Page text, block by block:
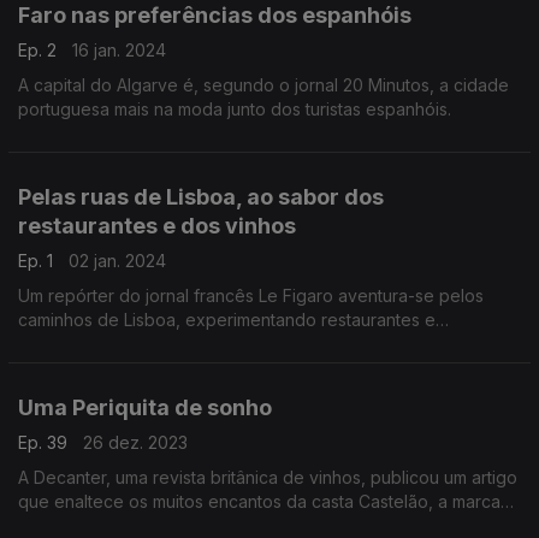
Faro nas preferências dos espanhóis
Ep. 2
16 jan. 2024
A capital do Algarve é, segundo o jornal 20 Minutos, a cidade
portuguesa mais na moda junto dos turistas espanhóis.
Pelas ruas de Lisboa, ao sabor dos
restaurantes e dos vinhos
Ep. 1
02 jan. 2024
Um repórter do jornal francês Le Figaro aventura-se pelos
caminhos de Lisboa, experimentando restaurantes e
Uma Periquita de sonho
Ep. 39
26 dez. 2023
A Decanter, uma revista britânica de vinhos, publicou um artigo
que enaltece os muitos encantos da casta Castelão, a marca